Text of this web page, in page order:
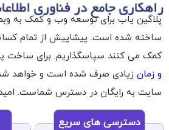
پلاگین یاب برای توسعه وب و کمک به
ساخته شده است. پیشاپیش از تمام
کمک می کنند سپاسگذاریم. برای ساخت
و زمان زیادی صرف شده است و خواهد شد.
سایت به رایگان در دسترس شماست.
دسترسی های سریع